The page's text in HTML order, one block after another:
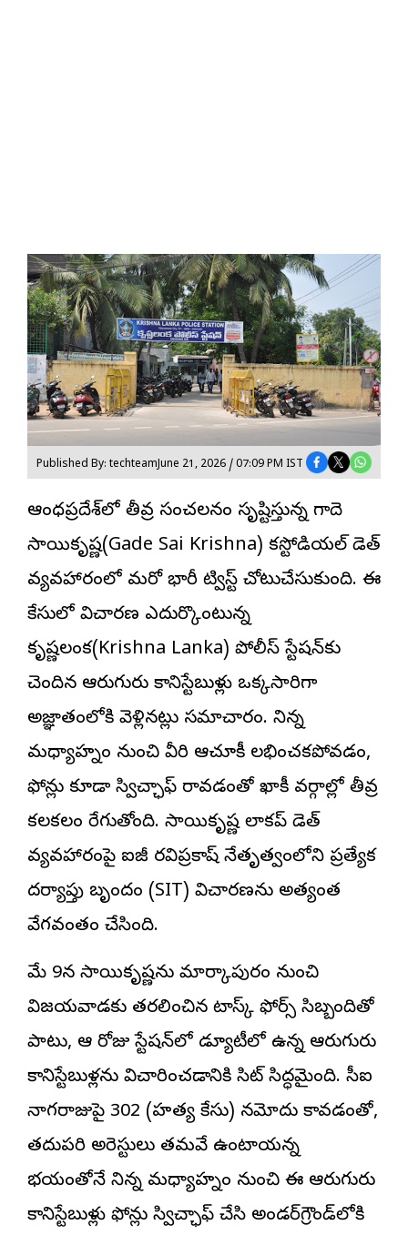
Published By: techteamJune 21, 2026 / 07:09 PM IST
ఆంధ్రప్రదేశ్‌లో తీవ్ర సంచలనం సృష్టిస్తున్న గాదె
సాయికృష్ణ(Gade Sai Krishna) కస్టోడియల్ డెత్
వ్యవహారంలో మరో భారీ ట్విస్ట్ చోటుచేసుకుంది. ఈ
కేసులో విచారణ ఎదుర్కొంటున్న
కృష్ణలంక(Krishna Lanka) పోలీస్ స్టేషన్‌కు
చెందిన ఆరుగురు కానిస్టేబుళ్లు ఒక్కసారిగా
అజ్ఞాతంలోకి వెళ్లినట్లు సమాచారం. నిన్న
మధ్యాహ్నం నుంచి వీరి ఆచూకీ లభించకపోవడం,
ఫోన్లు కూడా స్విచ్ఛాఫ్ రావడంతో ఖాకీ వర్గాల్లో తీవ్ర
కలకలం రేగుతోంది. సాయికృష్ణ లాకప్ డెత్
వ్యవహారంపై ఐజీ రవిప్రకాష్ నేతృత్వంలోని ప్రత్యేక
దర్యాప్తు బృందం (SIT) విచారణను అత్యంత
వేగవంతం చేసింది.
మే 9న సాయికృష్ణను మార్కాపురం నుంచి
విజయవాడకు తరలించిన టాస్క్ ఫోర్స్ సిబ్బందితో
పాటు, ఆ రోజు స్టేషన్‌లో డ్యూటీలో ఉన్న ఆరుగురు
కానిస్టేబుళ్లను విచారించడానికి సిట్ సిద్ధమైంది. సీఐ
నాగరాజుపై 302 (హత్య కేసు) నమోదు కావడంతో,
తదుపరి అరెస్టులు తమవే ఉంటాయన్న
భయంతోనే నిన్న మధ్యాహ్నం నుంచి ఈ ఆరుగురు
కానిస్టేబుళ్లు ఫోన్లు స్విచ్ఛాఫ్ చేసి అండర్‌గ్రౌండ్‌లోకి